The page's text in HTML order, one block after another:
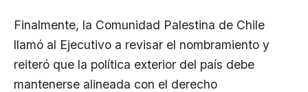
Finalmente, la Comunidad Palestina de Chile
llamó al Ejecutivo a revisar el nombramiento y
reiteró que la política exterior del país debe
mantenerse alineada con el derecho